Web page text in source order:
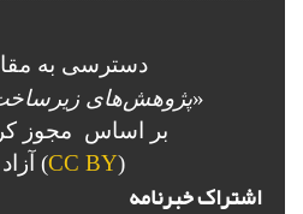
دسترسی به
«پژوهش‌های
بر اساس مجوز
(
CC BY
)
اشتراک خبرنامه